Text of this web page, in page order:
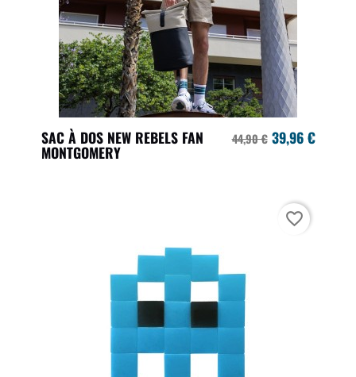
SAC À DOS NEW REBELS FAN
MONTGOMERY
44,90 € 39,96 €
favorite_border